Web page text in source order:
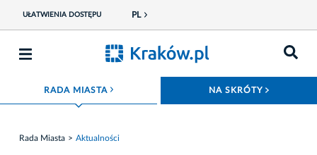
UŁATWIENIA DOSTĘPU PL
RADA MIASTAROZWIŃ MENU NA SKRÓTY
Rada Miasta Aktualności